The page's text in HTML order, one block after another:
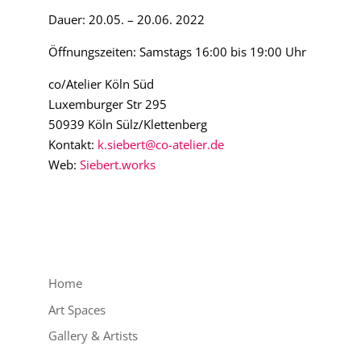
Dauer: 20.05. – 20.06. 2022
Öffnungszeiten: Samstags 16:00 bis 19:00 Uhr
co/Atelier Köln Süd
Luxemburger Str 295
50939 Köln Sülz/Klettenberg
Kontakt: k.siebert@co-atelier.de
Web: Siebert.works
Home
Art Spaces
Gallery & Artists